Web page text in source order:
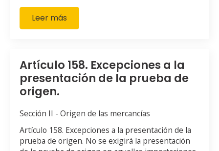
Leer más
Artículo 158. Excepciones a la
presentación de la prueba de
origen.
Sección II - Origen de las mercancías
Artículo 158. Excepciones a la presentación de la
prueba de origen. No se exigirá la presentación